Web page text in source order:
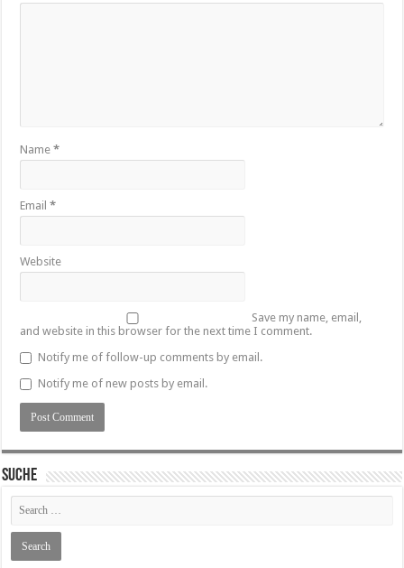
Name*
Email*
Website
Save my name, email,
and website in this browser for the next time I comment.
Notify me of follow-up comments by email.
Notify me of new posts by email.
SUCHE